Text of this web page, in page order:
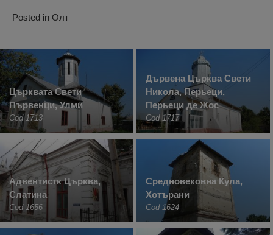
Posted in Олт
Църквата Свети
Първенци, Улми
Cod 1713
Дървена Църква Свети
Никола, Перьеци,
Перьеци де Жос
Cod 1717
Адвентистк Църква,
Слатина
Cod 1656
Средновековна Кула,
Хотърани
Cod 1624